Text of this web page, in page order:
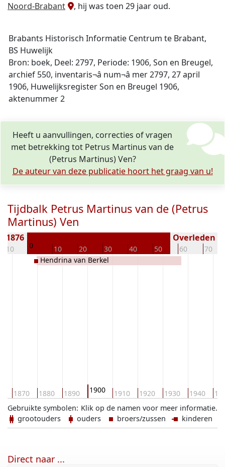
Noord-Brabant
, hij was toen 29 jaar oud.
Brabants Historisch Informatie Centrum te Brabant,
BS Huwelijk
Bron: boek, Deel: 2797, Periode: 1906, Son en Breugel,
archief 550, inventaris¬â num¬â mer 2797, 27 april
1906, Huwelijksregister Son en Breugel 1906,
aktenummer 2
Heeft u aanvullingen, correcties of vragen
met betrekking tot Petrus Martinus van de
(Petrus Martinus) Ven?
De auteur van deze publicatie hoort het graag van u!
Tijdbalk Petrus Martinus van de (Petrus
Martinus) Ven
-10 0 10 20 30 40 50 60 70
1876 Overleden (
1870 1880 1890 1900 1910 1920 1930 1940
Hendrina van Berkel
Klik op de namen voor meer informatie.
Gebruikte symbolen:
grootouders
ouders broers/zussen kinderen
Direct naar ...